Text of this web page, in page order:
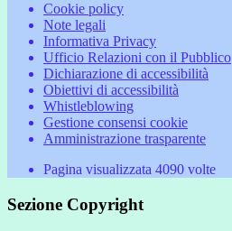
Cookie policy
Note legali
Informativa Privacy
Ufficio Relazioni con il Pubblico
Dichiarazione di accessibilità
Obiettivi di accessibilità
Whistleblowing
Gestione consensi cookie
Amministrazione trasparente
Pagina visualizzata 4090 volte
Sezione Copyright